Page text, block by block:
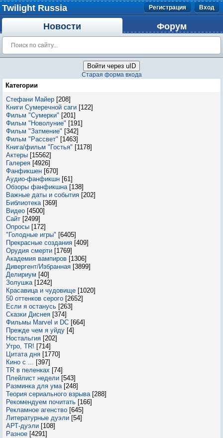
Twilight Russia Регистрация Вход
Новости Форум
Войти через uID
Старая форма входа
Категории
Стефани Майер [208]
Книги Сумеречной саги [122]
Фильм "Сумерки" [201]
Фильм "Новолуние" [191]
Фильм "Затмение" [342]
Фильм "Рассвет" [1463]
Книга/фильм "Гостья" [1178]
Актеры [15562]
Галерея [4926]
Фанфикшен [670]
Аудио-фанфикшн [61]
Обзоры фанфикшна [138]
Важные даты и события [202]
Библиотека [369]
Видео [4500]
Сайт [2499]
Опросы [172]
"Голодные игры" [6405]
Прекрасные создания [409]
Орудия смерти [1769]
Академия вампиров [1306]
Дивергент/Избранная [3899]
Делириум [40]
Золушка [1242]
Красавица и чудовище [1020]
50 оттенков серого [2652]
Если я останусь [263]
Сказки Диснея [374]
Фильмы Marvel и DC [664]
Прежде чем я уйду [4]
Ностальгия [202]
Утро, TR! [714]
Цитата дня [1770]
Кино с ... [397]
TR в пеленках [74]
Плейлист недели [543]
Разминка для ума [248]
Теория сериального взрыва [288]
Рекомендуем почитать [166]
Рекламное агенство [645]
Литературные дуэли [54]
АРТ-дуэли [108]
Разное [4291]